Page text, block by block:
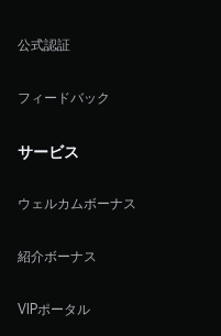
公式認証
フィードバック
サービス
ウェルカムボーナス
紹介ボーナス
VIPポータル